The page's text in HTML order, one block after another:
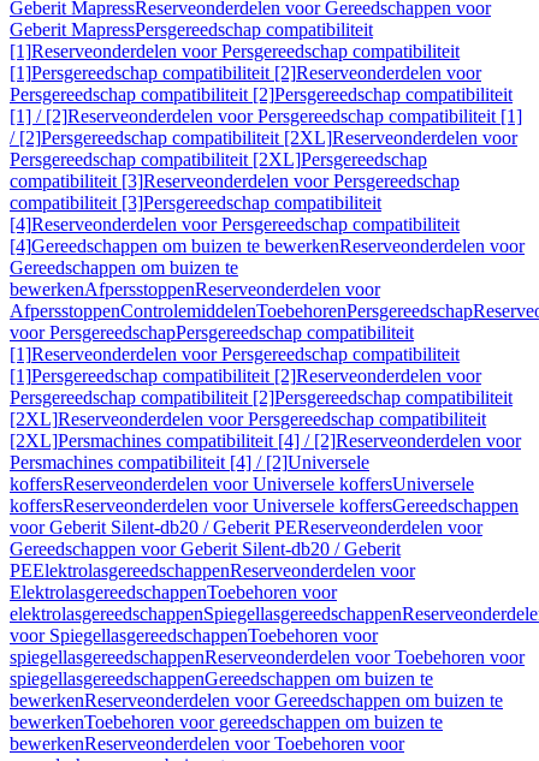
Geberit MapressReserveonderdelen voor Gereedschappen voor
Geberit MapressPersgereedschap compatibiliteit
[1]Reserveonderdelen voor Persgereedschap compatibiliteit
[1]Persgereedschap compatibiliteit [2]Reserveonderdelen voor
Persgereedschap compatibiliteit [2]Persgereedschap compatibiliteit
[1] / [2]Reserveonderdelen voor Persgereedschap compatibiliteit [1]
/ [2]Persgereedschap compatibiliteit [2XL]Reserveonderdelen voor
Persgereedschap compatibiliteit [2XL]Persgereedschap
compatibiliteit [3]Reserveonderdelen voor Persgereedschap
compatibiliteit [3]Persgereedschap compatibiliteit
[4]Reserveonderdelen voor Persgereedschap compatibiliteit
[4]Gereedschappen om buizen te bewerkenReserveonderdelen voor
Gereedschappen om buizen te
bewerkenAfpersstoppenReserveonderdelen voor
AfpersstoppenControlemiddelenToebehorenPersgereedschap
voor PersgereedschapPersgereedschap compatibiliteit
[1]Reserveonderdelen voor Persgereedschap compatibiliteit
[1]Persgereedschap compatibiliteit [2]Reserveonderdelen voor
Persgereedschap compatibiliteit [2]Persgereedschap compatibiliteit
[2XL]Reserveonderdelen voor Persgereedschap compatibiliteit
[2XL]Persmachines compatibiliteit [4] / [2]Reserveonderdelen voor
Persmachines compatibiliteit [4] / [2]Universele
koffersReserveonderdelen voor Universele koffersUniversele
koffersReserveonderdelen voor Universele koffersGereedschappen
voor Geberit Silent-db20 / Geberit PEReserveonderdelen voor
Gereedschappen voor Geberit Silent-db20 / Geberit
PEElektrolasgereedschappenReserveonderdelen voor
ElektrolasgereedschappenToebehoren voor
elektrolasgereedschappenSpiegellasgereedschappen
voor SpiegellasgereedschappenToebehoren voor
spiegellasgereedschappenReserveonderdelen voor Toebehoren voor
spiegellasgereedschappenGereedschappen om buizen te
bewerkenReserveonderdelen voor Gereedschappen om buizen te
bewerkenToebehoren voor gereedschappen om buizen te
bewerkenReserveonderdelen voor Toebehoren voor